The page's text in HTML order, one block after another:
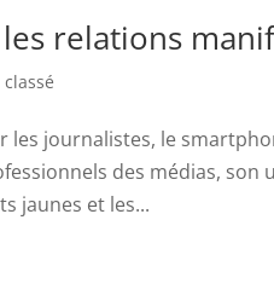
relations
les journalistes, le
des médias,
jaunes et les...